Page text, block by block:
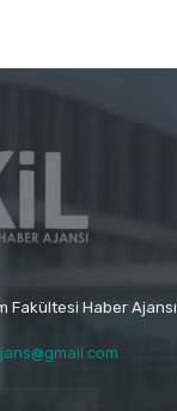
Fakültesi Haber Ajansı